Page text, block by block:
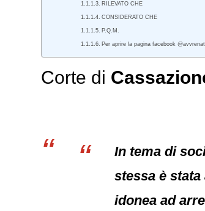
RILEVATO CHE
CONSIDERATO CHE
P.Q.M.
Per aprire la pagina facebook
Corte di
In tema di
stessa è
idonea ad